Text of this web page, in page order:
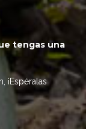
tengas una
¡Espéralas